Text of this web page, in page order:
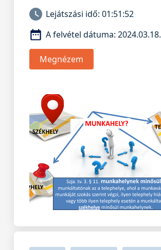
Lejátszási idő: 01:51:52
A felvétel dátuma: 2024.03.18.
Megnézem